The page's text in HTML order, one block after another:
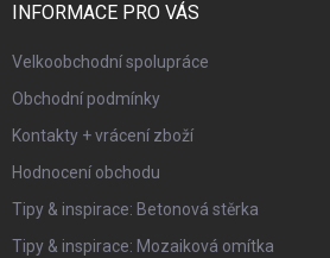
INFORMACE PRO VÁS
Velkoobchodní spolupráce
Obchodní podmínky
Kontakty + vrácení zboží
Hodnocení obchodu
Tipy & inspirace: Betonová stěrka
Tipy & inspirace: Mozaiková omítka